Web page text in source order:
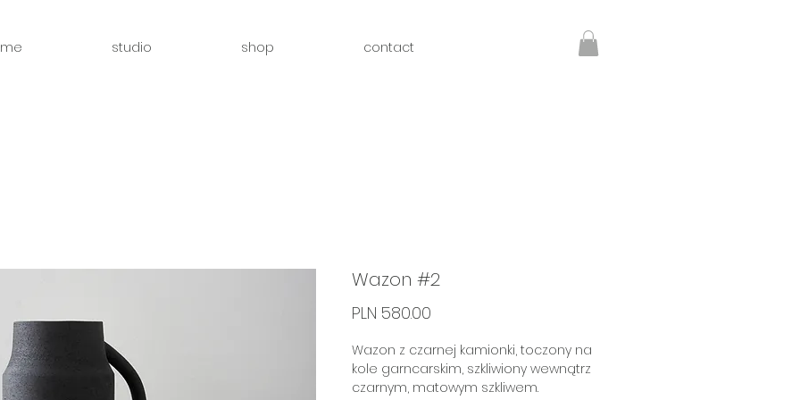
studio shop contact
Wazon #2
PLN 580.00
Wazon z czarnej kamionki, toczony na
kole garncarskim, szkliwiony wewnątrz
czarnym, matowym szkliwem.